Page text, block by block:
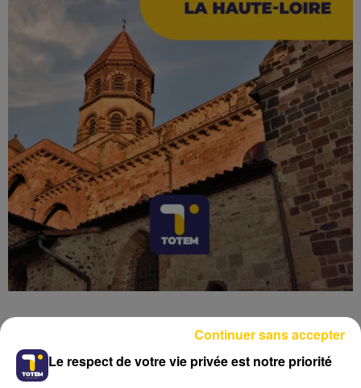
Le respect de votre vie privée est notre priorité
Continuer sans accepter